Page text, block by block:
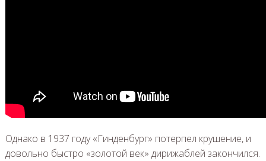
Однако в 1937 году «Гинденбург» потерпел крушение, и
довольно быстро «золотой век» дирижаблей закончился.